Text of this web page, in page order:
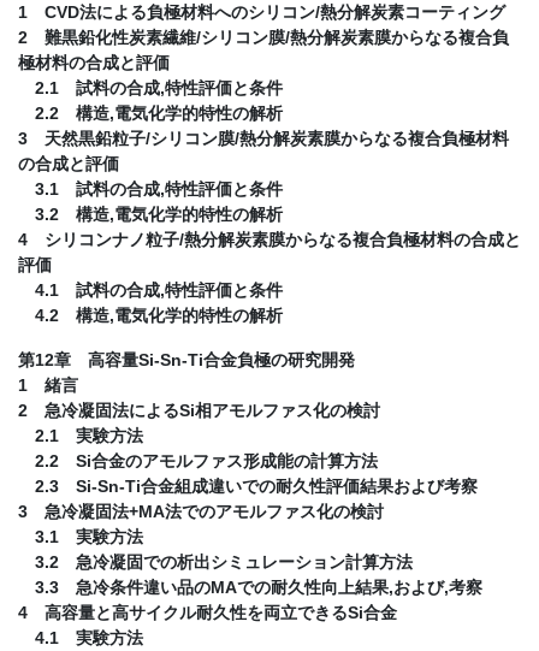
1 CVD法による負極材料へのシリコン/熱分解炭素コーティング
2 難黒鉛化性炭素繊維/シリコン膜/熱分解炭素膜からなる複合負
極材料の合成と評価
2.1 試料の合成,特性評価と条件
2.2 構造,電気化学的特性の解析
3 天然黒鉛粒子/シリコン膜/熱分解炭素膜からなる複合負極材料
の合成と評価
3.1 試料の合成,特性評価と条件
3.2 構造,電気化学的特性の解析
4 シリコンナノ粒子/熱分解炭素膜からなる複合負極材料の合成と
評価
4.1 試料の合成,特性評価と条件
4.2 構造,電気化学的特性の解析
第12章 高容量Si-Sn-Ti合金負極の研究開発
1 緒言
2 急冷凝固法によるSi相アモルファス化の検討
2.1 実験方法
2.2 Si合金のアモルファス形成能の計算方法
2.3 Si-Sn-Ti合金組成違いでの耐久性評価結果および考察
3 急冷凝固法+MA法でのアモルファス化の検討
3.1 実験方法
3.2 急冷凝固での析出シミュレーション計算方法
3.3 急冷条件違い品のMAでの耐久性向上結果,および,考察
4 高容量と高サイクル耐久性を両立できるSi合金
4.1 実験方法